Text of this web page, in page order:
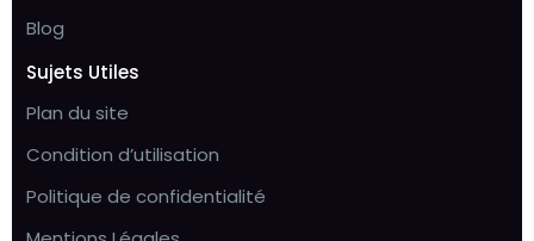
Blog
Sujets Utiles
Plan du site
Condition d’utilisation
Politique de confidentialité